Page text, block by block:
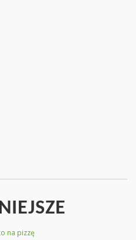
na pizzę